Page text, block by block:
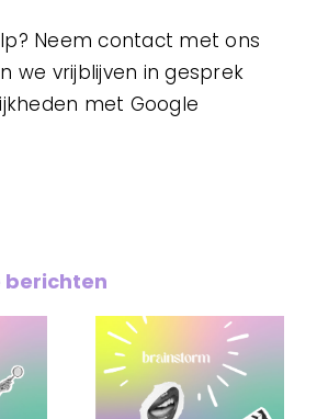
Neem contact met ons
we vrijblijven in gesprek
met Google
berichten